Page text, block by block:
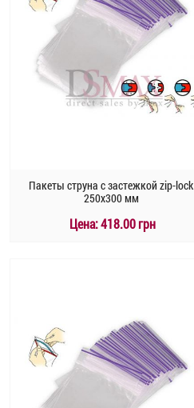
Пакеты струна с застежкой zip-lock
250х300 мм
Цена:418.00 грн